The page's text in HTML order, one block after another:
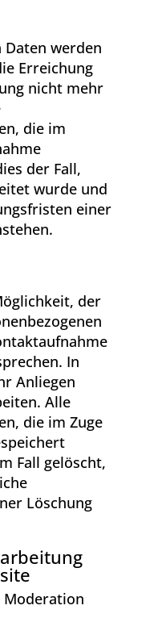
Daten werden
Erreichung
nicht mehr
die im
der Fall,
wurde und
einer
der
In
Anliegen
Alle
die im Zuge
Fall gelöscht,
Löschung
Moderation